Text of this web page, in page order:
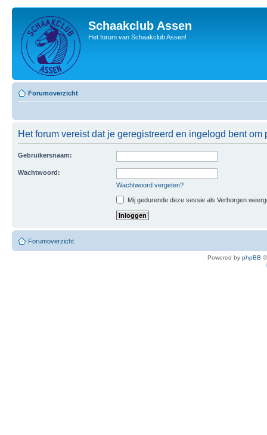
Schaakclub Assen
Het forum van Schaakclub Assen!
Forumoverzicht
Het forum vereist dat je geregistreerd en ingelogd bent om
Gebruikersnaam:
Wachtwoord:
Wachtwoord vergeten?
Mij gedurende deze sessie als Verborgen
Forumoverzicht
Powered by phpBB